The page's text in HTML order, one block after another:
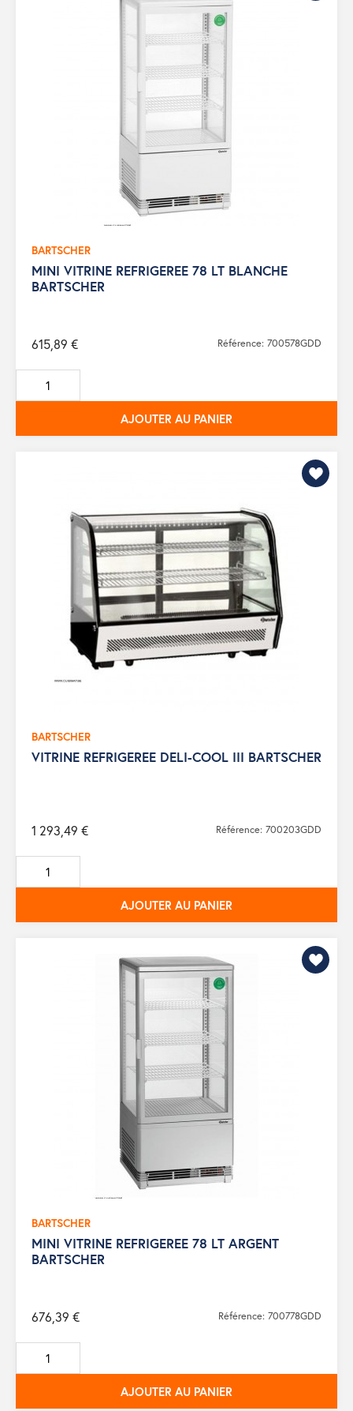
BARTSCHER
MINI VITRINE REFRIGEREE 78 LT BLANCHE
BARTSCHER
615,89 € Référence: 700578GDD
AJOUTER AU PANIER
BARTSCHER
VITRINE REFRIGEREE DELI-COOL III BARTSCHER
1 293,49 € Référence: 700203GDD
AJOUTER AU PANIER
BARTSCHER
MINI VITRINE REFRIGEREE 78 LT ARGENT
BARTSCHER
676,39 € Référence: 700778GDD
AJOUTER AU PANIER